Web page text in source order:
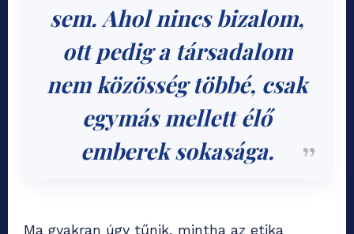
sem. Ahol nincs bizalom,
ott pedig a társadalom
nem közösség többé, csak
egymás mellett élő
emberek sokasága.
Ma gyakran úgy tűnik, mintha az etika